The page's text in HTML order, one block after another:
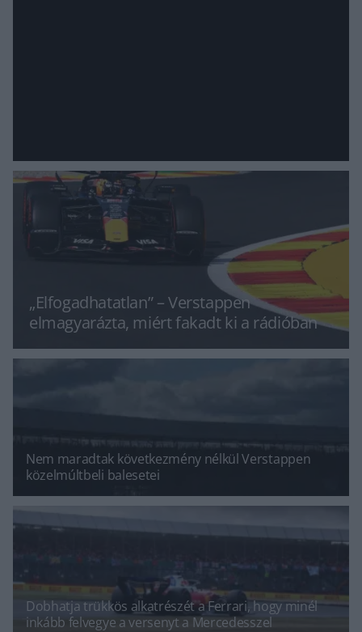
„Elfogadhatatlan” – Verstappen
elmagyarázta, miért fakadt ki a rádióban
Nem maradtak következmény nélkül Verstappen
közelmúltbeli balesetei
Dobhatja trükkös alkatrészét a Ferrari, hogy minél
inkább felvegye a versenyt a Mercedesszel